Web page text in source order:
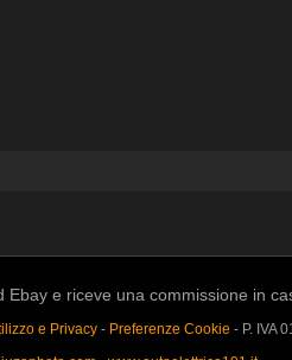
e riceve una commissione in
e Privacy- Preferenze Cookie - P. IVA